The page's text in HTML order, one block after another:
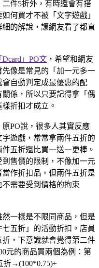
件5折外，有時還會有搭
何買才不被「文字遊戲」
的解說，讓網友看了都直
」PO文 ，希望和網友
像是常見的「加一元多一
自動判定成最優惠的配
係，所以只要記得拿「偶
折扣才成立。
PO說，很多人其實反應
遊戲，常常拿兩件五折的
五折還比買一送一更棒。
售價的限制，不像加一元
作折扣品，但兩件五折是
需要受到價格的拘束
一樣是不限同商品，但是
五折」的活動折扣。店員
，下意識就會覺得第二件
元的商品買兩個為例：第
折→(100*0.75)+